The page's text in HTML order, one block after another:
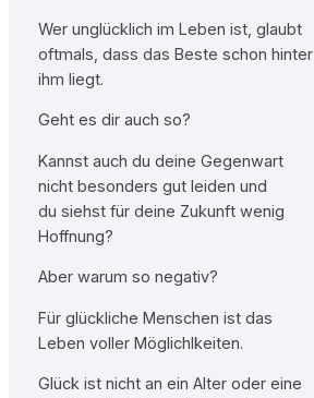
Wer unglücklich im Leben ist, glaubt
oftmals, dass das Beste schon hinter
ihm liegt.
Geht es dir auch so?
Kannst auch du deine Gegenwart
nicht besonders gut leiden und
du siehst für deine Zukunft wenig
Hoffnung?
Aber warum so negativ?
Für glückliche Menschen ist das
Leben voller Möglichlkeiten.
Glück ist nicht an ein Alter oder eine